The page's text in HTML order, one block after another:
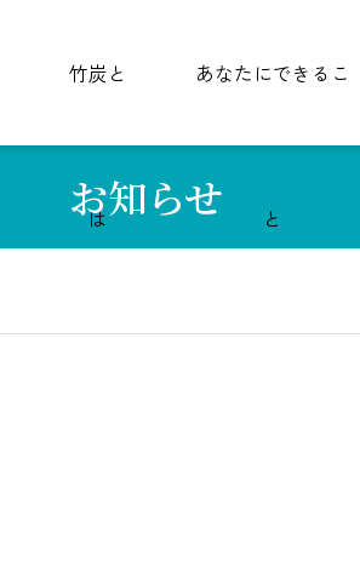
竹炭と
は
あなたにできるこ
と
お知らせ